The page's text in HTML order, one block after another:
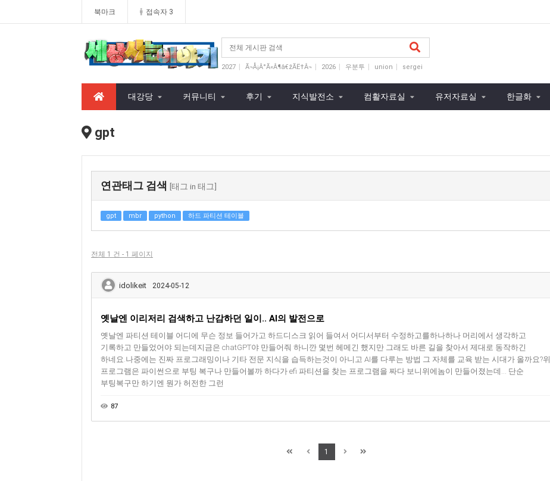
북마크 접속자 3
2027 Ã¬Å¡Â°Ã«Â¶â€žÃ­Ë†Â¬ 2026 우분투 union
sergei
대강당 커뮤니티 후기 지식발전소 컴활자료실 유저자료실 한글화
gpt
연관태그 검색 [태그 in 태그]
gpt mbr python 하드 파티션 테이블
전체 1 건 - 1 페이지
idolikeit 2024-05-12
옛날엔 이리저리 검색하고 난감하던 일이.. AI의 발전으로
옛날엔 파티션 테이블 어디에 무슨 정보 들어가고 하드디스크 읽어 들여서 어디서부터 수정하고를하나하나 머리에서 생각하고
기록하고 만들었어야 되는데지금은 chatGPT야 만들어줘 하니깐 몇번 헤메긴 했지만 그래도 바른 길을 찾아서 제대로 동작하긴
하네요.나중에는 진짜 프로그래밍이나 기타 전문 지식을 습득하는것이 아니고 AI를 다루는 방법 그 자체를 교육 받는 시대가 올까요?위
프로그램은 파이썬으로 부팅 복구나 만들어볼까 하다가 efi 파티션을 찾는 프로그램을 짜다 보니위에놈이 만들어졌는데... 단순
부팅복구만 하기엔 뭔가 허전한 그런
87
1